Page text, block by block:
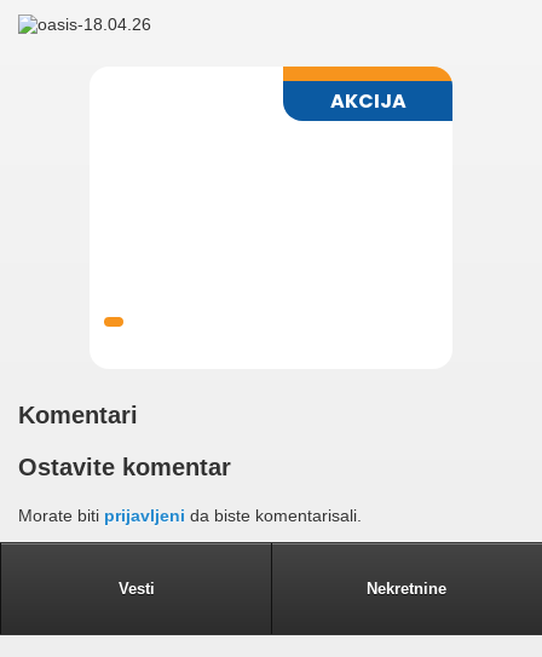
Komentari
Ostavite komentar
Morate biti prijavljeni da biste komentarisali.
Vesti Nekretnine